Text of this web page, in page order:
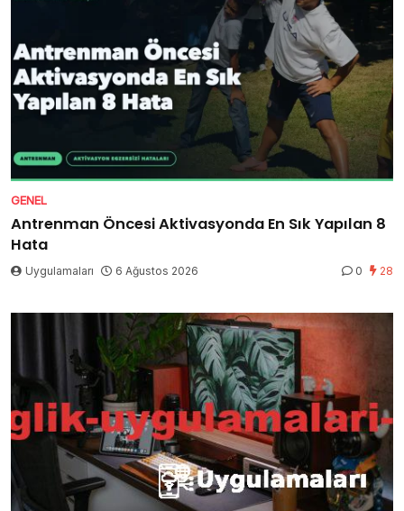
GENEL
Antrenman Öncesi Aktivasyonda En Sık Yapılan 8
Hata
Uygulamaları 6 Ağustos 2026 0 28